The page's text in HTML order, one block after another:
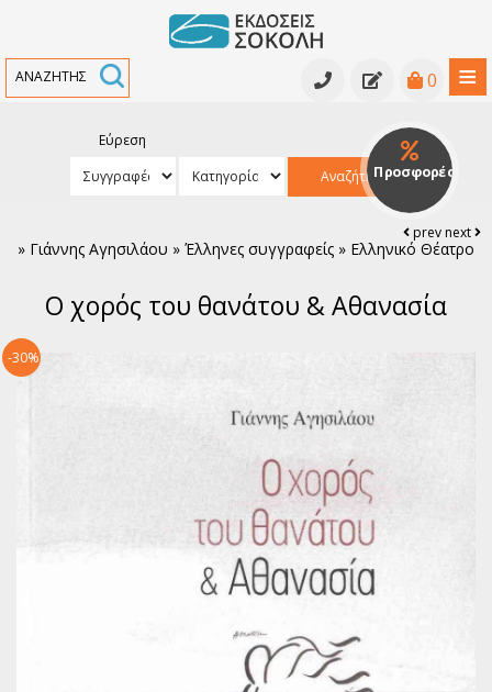
≡
0
Κατάλογος βιβλίων
Ανθολογίες - Γραμματολογίες
Κριτικά κείμενα - Μελετήματα
Ελληνική Ποίηση
Παγκόσμια Πεζογραφία
Παγκόσμια Ποίηση
Βιβλία για Παιδιά
Ελληνικό Θέατρο
Εκδηλώσεις
Νέα
Εύρεση
Αναζήτηση
» Γιάννης Αγησιλάου » Έλληνες συγγραφείς » Ελληνικό Θέατρο
Ο χορός του θανάτου & Αθανασία
prev next
-30%
Προσφορές